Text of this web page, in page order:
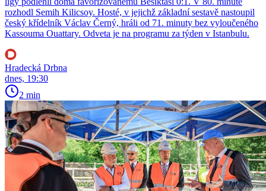
rozhodl Semih Kilicsoy. Hosté, v jejichž základní sestavě nastoupil
český křídelník Václav Černý, hráli od 71. minuty bez vyloučeného
Kassouma Ouattary. Odveta je na programu za týden v Istanbulu.
Hradecká Drbna
dnes, 19:30
2 min